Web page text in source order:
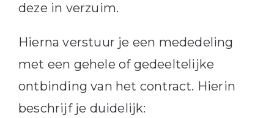
deze in verzuim.
Hierna verstuur je een mededeling
met een gehele of gedeeltelijke
ontbinding van het contract. Hierin
beschrijf je duidelijk: